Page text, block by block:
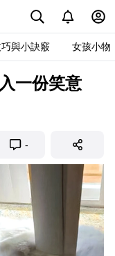
與小訣竅 女孩小物
一份笑意
-